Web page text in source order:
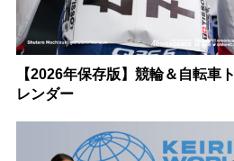
【2026年保存版】競輪＆自転車
レンダー